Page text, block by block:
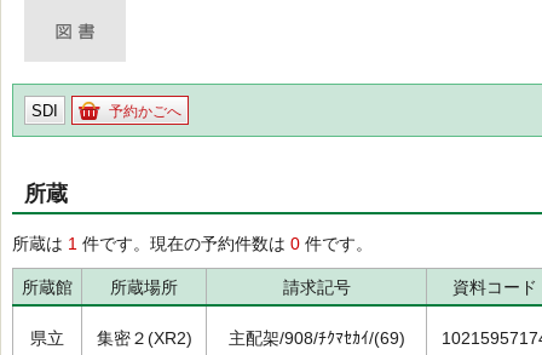
SDI 予約かごへ
所蔵
所蔵は 1 件です。現在の予約件数は 0 件です。
所蔵館 所蔵場所 請求記号 資料コード
県立 集密２(XR2) 主配架/908/ﾁｸﾏｾｶｲ/(69)